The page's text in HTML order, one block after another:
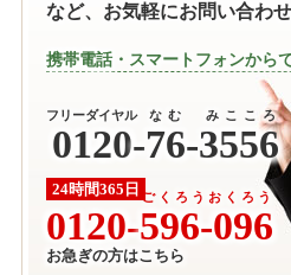
など、お気軽にお問い合わ
携帯電話・スマートフォンから
0120
フリーダイヤル
-76-3556
なむ みこころ
24時間365日
0120-596-096
ごくろうおくろう
お急ぎの方はこちら